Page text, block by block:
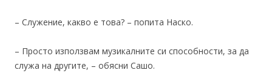
– Служение, какво е това? – попита Наско.
– Просто използвам музикалните си способности, за да
служа на другите, – обясни Сашо.